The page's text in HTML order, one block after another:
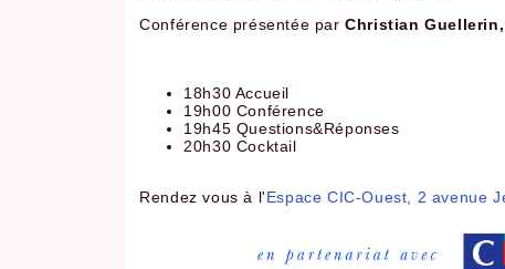
Conférence présentée parChristian
18h30 Accueil
19h00 Conférence
19h45 Questions&Réponses
20h30 Cocktail
Rendez vous à l'Espace CIC-Ouest, 2 avenue